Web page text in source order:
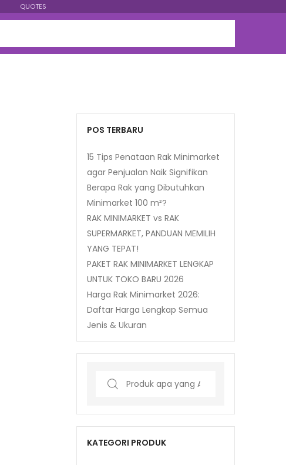
QUOTES
POS TERBARU
15 Tips Penataan Rak Minimarket
agar Penjualan Naik Signifikan
Berapa Rak yang Dibutuhkan
Minimarket 100 m²?
RAK MINIMARKET vs RAK
SUPERMARKET, PANDUAN MEMILIH
YANG TEPAT!
PAKET RAK MINIMARKET LENGKAP
UNTUK TOKO BARU 2026
Harga Rak Minimarket 2026:
Daftar Harga Lengkap Semua
Jenis & Ukuran
Search
KATEGORI PRODUK